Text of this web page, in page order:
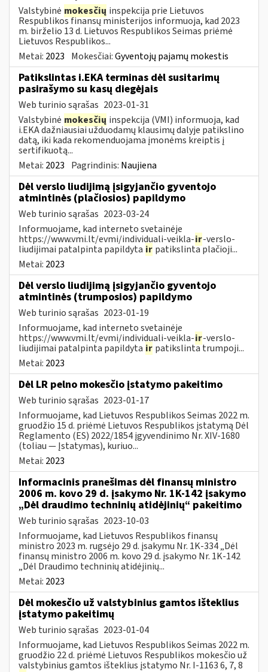
Valstybinė mokesčių inspekcija prie Lietuvos
Respublikos finansų ministerijos informuoja, kad 2023
m. birželio 13 d. Lietuvos Respublikos Seimas priėmė
Lietuvos Respublikos...
Metai: 2023 Mokesčiai:Gyventojų pajamų mokestis
Patikslintas i.EKA terminas dėl susitarimų
pasirašymo su kasų diegėjais
Web turinio sąrašas 2023-01-31
Valstybinė mokesčių inspekcija (VMI) informuoja, kad
i.EKA dažniausiai užduodamų klausimų dalyje patikslino
datą, iki kada rekomenduojama įmonėms kreiptis į
sertifikuotą...
Metai: 2023 Pagrindinis: Naujiena
Dėl verslo liudijimą įsigyjančio gyventojo
atmintinės (plačiosios) papildymo
Web turinio sąrašas 2023-03-24
Informuojame, kad interneto svetainėje
https://www.vmi.lt/evmi/individuali-veikla-ir-verslo-
liudijimai patalpinta papildyta ir patikslinta plačioji...
Metai: 2023
Dėl verslo liudijimą įsigyjančio gyventojo
atmintinės (trumposios) papildymo
Web turinio sąrašas 2023-01-19
Informuojame, kad interneto svetainėje
https://www.vmi.lt/evmi/individuali-veikla-ir-verslo-
liudijimai patalpinta papildyta ir patikslinta trumpoji...
Metai: 2023
Dėl LR pelno mokesčio įstatymo pakeitimo
Web turinio sąrašas 2023-01-17
Informuojame, kad Lietuvos Respublikos Seimas 2022 m.
gruodžio 15 d. priėmė Lietuvos Respublikos įstatymą Dėl
Reglamento (ES) 2022/1854 įgyvendinimo Nr. XIV-1680
(toliau — Įstatymas), kuriuo...
Metai: 2023
Informacinis pranešimas dėl finansų ministro
2006 m. kovo 29 d. įsakymo Nr. 1K-142 įsakymo
„Dėl draudimo techninių atidėjinių“ pakeitimo
Web turinio sąrašas 2023-10-03
Informuojame, kad Lietuvos Respublikos finansų
ministro 2023 m. rugsėjo 29 d. įsakymu Nr. 1K-334 „Dėl
finansų ministro 2006 m. kovo 29 d. įsakymo Nr. 1K-142
„Dėl Draudimo techninių atidėjinių...
Metai: 2023
Dėl mokesčio už valstybinius gamtos išteklius
įstatymo pakeitimų
Web turinio sąrašas 2023-01-04
Informuojame, kad Lietuvos Respublikos Seimas 2022 m.
gruodžio 22 d. priėmė Lietuvos Respublikos mokesčio už
valstybinius gamtos išteklius įstatymo Nr. I-1163 6, 7, 8